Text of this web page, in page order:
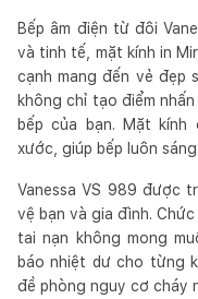
Bếp âm điện từ đôi
và tinh tế, mặt kính in
cạnh mang đến vẻ đẹp
không chỉ tạo điểm
bếp của bạn. Mặt
xước, giúp bếp luôn
Vanessa VS 989 được
vệ bạn và gia đình.
tai nạn không mong
báo nhiệt dư cho từng
đề phòng nguy cơ cháy